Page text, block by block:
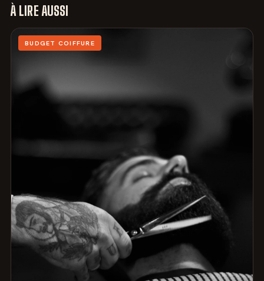
À LIRE AUSSI
BUDGET COIFFURE